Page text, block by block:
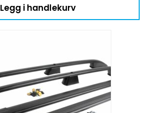
Legg i handlekurv